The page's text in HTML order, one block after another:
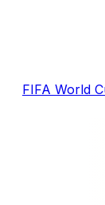
FIFA World